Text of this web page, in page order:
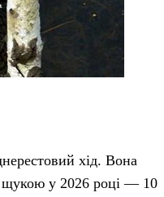
хід. Вона
щукою у 2026 році — 10